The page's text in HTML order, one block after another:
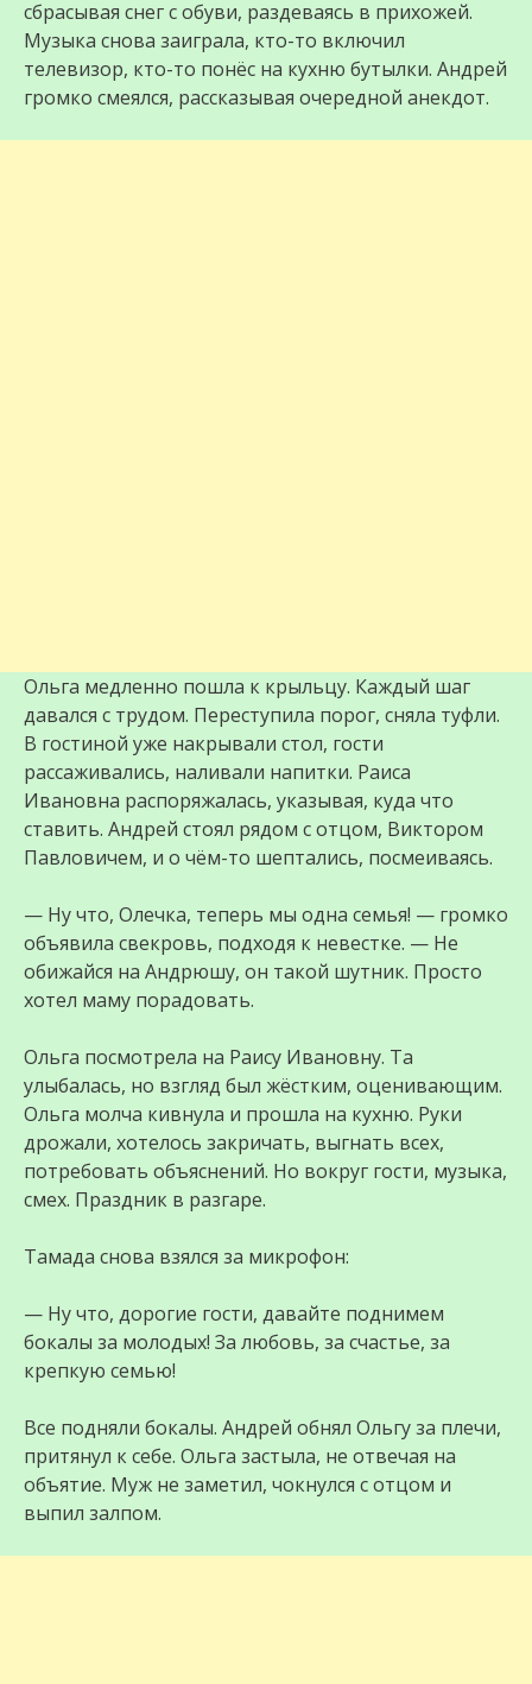
сбрасывая снег с обуви, раздеваясь в прихожей.
Музыка снова заиграла, кто-то включил
телевизор, кто-то понёс на кухню бутылки. Андрей
громко смеялся, рассказывая очередной анекдот.
Ольга медленно пошла к крыльцу. Каждый шаг
давался с трудом. Переступила порог, сняла туфли.
В гостиной уже накрывали стол, гости
рассаживались, наливали напитки. Раиса
Ивановна распоряжалась, указывая, куда что
ставить. Андрей стоял рядом с отцом, Виктором
Павловичем, и о чём-то шептались, посмеиваясь.
— Ну что, Олечка, теперь мы одна семья! — громко
объявила свекровь, подходя к невестке. — Не
обижайся на Андрюшу, он такой шутник. Просто
хотел маму порадовать.
Ольга посмотрела на Раису Ивановну. Та
улыбалась, но взгляд был жёстким, оценивающим.
Ольга молча кивнула и прошла на кухню. Руки
дрожали, хотелось закричать, выгнать всех,
потребовать объяснений. Но вокруг гости, музыка,
смех. Праздник в разгаре.
Тамада снова взялся за микрофон:
— Ну что, дорогие гости, давайте поднимем
бокалы за молодых! За любовь, за счастье, за
крепкую семью!
Все подняли бокалы. Андрей обнял Ольгу за плечи,
притянул к себе. Ольга застыла, не отвечая на
объятие. Муж не заметил, чокнулся с отцом и
выпил залпом.